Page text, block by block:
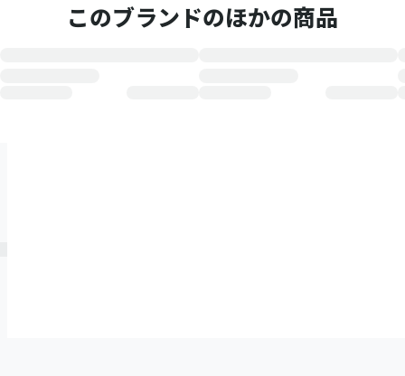
このブランドのほかの商品